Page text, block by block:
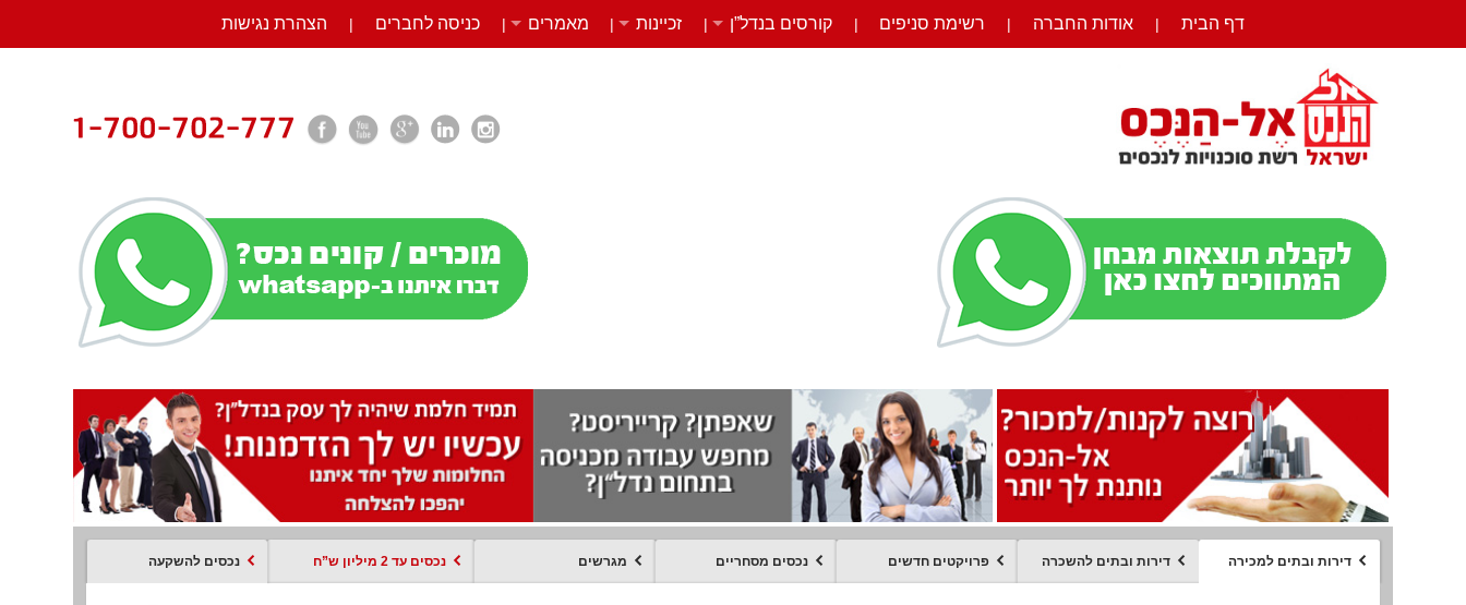
דף הבית | אודות החברה | רשימת סניפים | קורסים בנדל”ן | זכיינות | מאמרים | כניסה לחברים | הצהרת נגישות
דירות ובתים למכירה דירות ובתים להשכרה פרויקטים חדשים נכסים מסחריים מגרשים נכסים עד 2 מיליון ש”ח נכסים להשקעה